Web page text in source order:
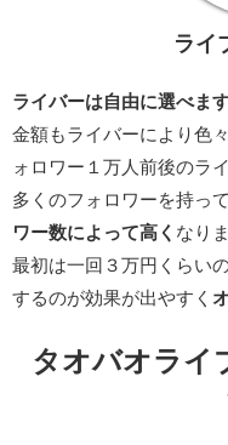
ライ
ライバーは自由に選べます
金額もライバーにより色
ォロワー１万人前後のラ
多くのフォロワーを持っ
ワー数によって高く なり
最初は一回３万円くらい
するのが効果が出やすく
タオバオライ